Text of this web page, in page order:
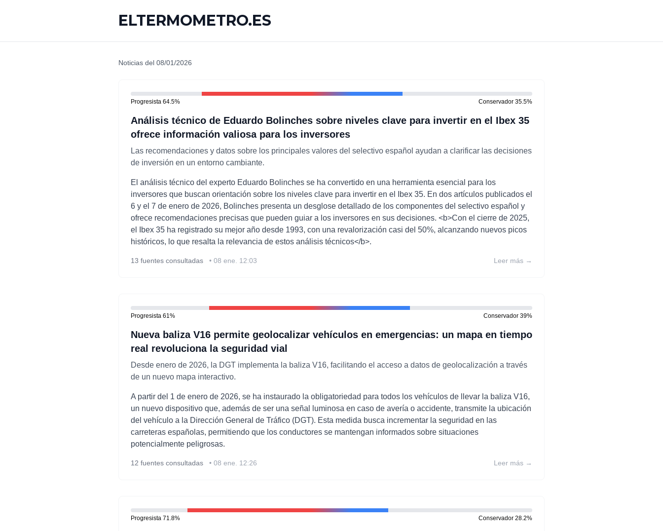
ELTERMOMETRO.ES
Noticias del 08/01/2026
Progresista 64.5% Conservador 35.5%
Análisis técnico de Eduardo Bolinches sobre niveles clave para invertir en el Ibex 35
ofrece información valiosa para los inversores
Las recomendaciones y datos sobre los principales valores del selectivo español ayudan a clarificar las decisiones
de inversión en un entorno cambiante.
El análisis técnico del experto Eduardo Bolinches se ha convertido en una herramienta esencial para los
inversores que buscan orientación sobre los niveles clave para invertir en el Ibex 35. En dos artículos publicados el
6 y el 7 de enero de 2026, Bolinches presenta un desglose detallado de los componentes del selectivo español y
ofrece recomendaciones precisas que pueden guiar a los inversores en sus decisiones. <b>Con el cierre de 2025,
el Ibex 35 ha registrado su mejor año desde 1993, con una revalorización casi del 50%, alcanzando nuevos picos
históricos, lo que resalta la relevancia de estos análisis técnicos</b>.
13 fuentes consultadas • 08 ene. 12:03 Leer más →
Progresista 61% Conservador 39%
Nueva baliza V16 permite geolocalizar vehículos en emergencias: un mapa en tiempo
real revoluciona la seguridad vial
Desde enero de 2026, la DGT implementa la baliza V16, facilitando el acceso a datos de geolocalización a través
de un nuevo mapa interactivo.
A partir del 1 de enero de 2026, se ha instaurado la obligatoriedad para todos los vehículos de llevar la baliza V16,
un nuevo dispositivo que, además de ser una señal luminosa en caso de avería o accidente, transmite la ubicación
del vehículo a la Dirección General de Tráfico (DGT). Esta medida busca incrementar la seguridad en las
carreteras españolas, permitiendo que los conductores se mantengan informados sobre situaciones
potencialmente peligrosas.
12 fuentes consultadas • 08 ene. 12:26 Leer más →
Progresista 71.8% Conservador 28.2%